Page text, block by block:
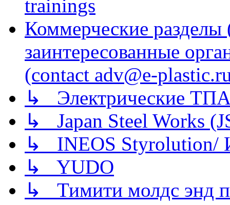
trainings
Коммерческие
заинтересованные
(contact adv@e-
↳ Электрические
↳ Japan Steel Works
↳ INEOS
↳ YUDO
↳ Тимити молдс энд